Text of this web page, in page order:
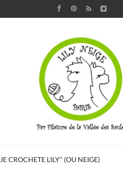
CROCHETE LILY" (OU NEIGE)